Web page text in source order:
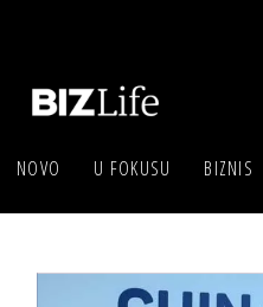
NOVO U FOKUSU BIZNIS